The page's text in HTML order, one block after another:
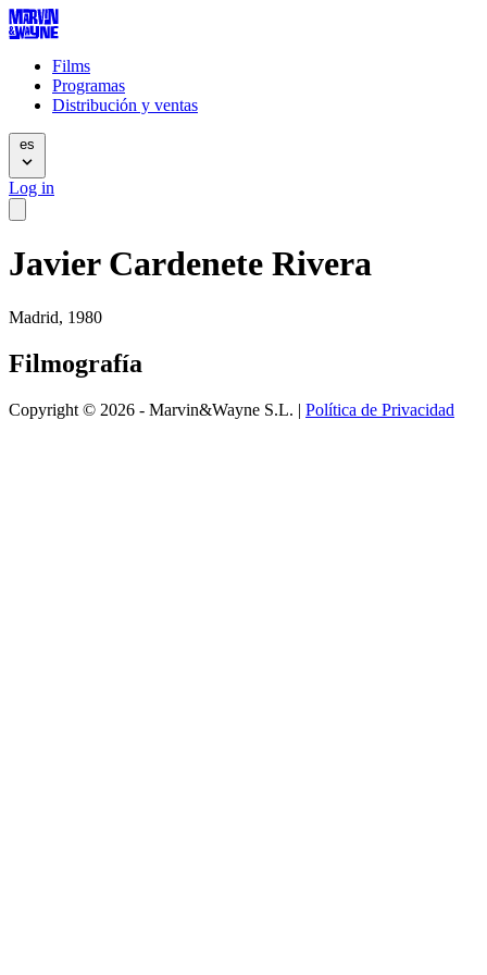
Films
Programas
Distribución y ventas
es
Log in
Javier Cardenete Rivera
Madrid, 1980
Filmografía
Copyright © 2026 - Marvin&Wayne S.L. | Política de Privacidad